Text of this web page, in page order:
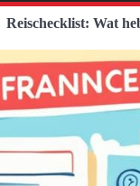
Reischecklist: Wat